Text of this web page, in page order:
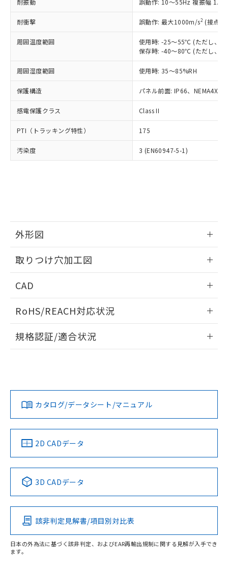
耐振動 誤動作: 10～55Hz 複振幅
耐衝撃 誤動作: 最大1000m/s2 (接点
周囲温度範囲
使用時: -25～55℃ (ただし、氷
保存時: -40～80℃ (ただし、氷
周囲湿度範囲 使用時: 35～85%RH
保護構造 パネル前面: IP66、NEMA4X,
感電保護クラス Class II
PTI（トラッキング特性） 175
汚染度 3 (EN60947-5-1)
外形図
取りつけ穴加工図
CAD
ドすることができます。
ログイン/会員登録
ダウンロードデータをご利用いただく前に、以下を必ずお読
みください。
ソフトウェアの使用条件
RoHS/REACH対応状況
EU RoHS 注意事項・凡例
対応済み
中国 RoHS 注意事項・凡例
Pb Hg Cd Cr(VI)
O
規格認証/適合状況
LR型式承認
（イギリス
船舶規格）
DNV型式承認
（ノルウェー
BV型式承認
（フランス
KR型式
（韓国
No No No No
この製品の規格認証/適合状況ページへ
その他の認証はこちらのページからご検索ください
カタログ/データシート/マニュアル
2D CADデータ
3D CADデータ
該非判定見解書/項目別対比表
日本の外為法に基づく該非判定、およびEAR再輸出規制に関する見解が入手でき
ます。
正式な納期状況および標準価格はお客
様のお取引先、またはお客様担当のオ
ムロン制御機器販売店・当社販売員に
オムロン制御機器販売店や当社販売拠
販売ネットワーク
」をご確認
在庫状況および標準価格結果を当社の
事前の承諾なく第三者に漏洩または開
示しないようお願いします。
マイパーツ機能（部品リスト作成サー
ビス）をご利用いただくには、I-Web
メンバーズにご登録されている必要が
お客様が当ウェブサイト上で当社にご
指します。
但し、RoHS指令で産業用監視および制御機器に対する
適用除外項目は除く。
フタル酸エステル類の４物質については閾値を超える意
図的な使用がないことを確認しています。
部品在庫の切り替え状況などにより、予定
月が前後することがあります。
※3 非含有証明書ダウンロード
51物質の非含有証明書（当社基準）
※本証明書は発行日時点で非含有を証明す
るもので、過去に遡って非含有を証明する
ものではありません。
また、RoHS指令のフタル酸エステル類４
欄に対応日を記載しておりました。
既に当社にて対応品への在庫切替を完了
していることから、特段のことがない限
り、2022年1月12日より割愛しておりま
す。
DBP(フタル酸ジブチル) : 1000ppm、 DIBP(フタル酸ジ
イソブチル) : 1000ppm、 BBP(フタル酸ブチルベンジ
DEHP(フタル酸ビス(2-エチルヘキシル)) : 1000ppm
準値以下であることを示します。
「10」：通常の使用状況下において有害物
質が外部に漏えいし、環境に深刻な影響を
及ぼさない年数を意味します。
「－」：未確認です。当社販売部門へお問
全に破砕するなど、違法に輸出されな
いよう必要な手段を講じます。
当社は貴社製品を、核兵器、ミサイ
ル、化学兵器、生物兵器またはその他
武器並びにこれらの製造装置等に一切
当社は、貴社製品を第三者に販売する
場合は、上記1、2および3の内容を当
該第三者に通知します。また当社は、
販売先および販売に係わる関係者が違
法に輸出するおそれがある場合は、取
り引きをいたしません。
一定数には満たないが在庫あり
－
在庫なし(最新の在庫状況につ
いては、お客様のお取引先、ま
たはお客様担当のオムロン制御
機器販売店・当社販売員にご確
空
受注生産機種、また在庫状況の
情報を公開していない機種